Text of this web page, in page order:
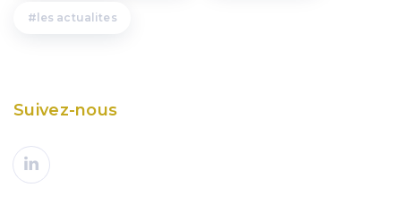
les actualites
Suivez-nous